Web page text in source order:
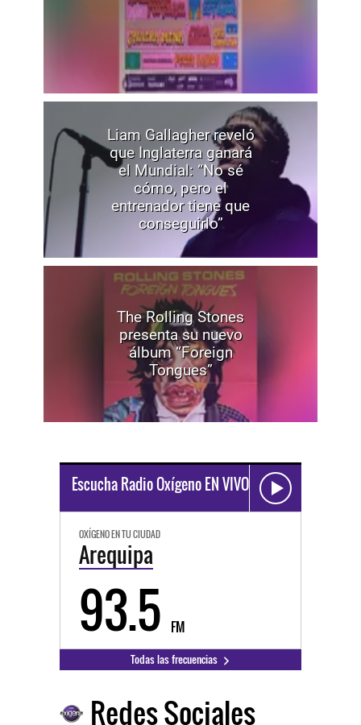
Liam Gallagher reveló
que Inglaterra ganará
el Mundial: “No sé
cómo, pero el
entrenador tiene que
conseguirlo”
The Rolling Stones
presenta su nuevo
álbum “Foreign
Tongues”
Escucha Radio Oxígeno EN VIVO
OXÍGENO EN TU CIUDAD
Arequipa
93.5 FM
Todas las frecuencias
Redes Sociales